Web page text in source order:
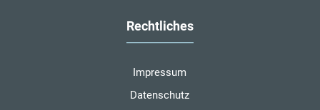
Rechtliches
Impressum
Datenschutz